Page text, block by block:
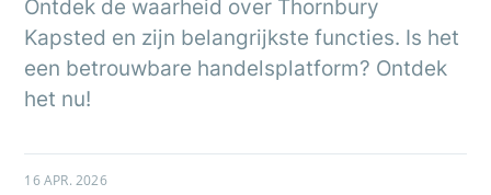
Ontdek de waarheid over Thornbury
Kapsted en zijn belangrijkste functies. Is het
een betrouwbare handelsplatform? Ontdek
het nu!
16 APR. 2026